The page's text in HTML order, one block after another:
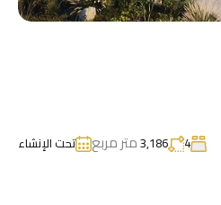
4
3,186متر مربع
تحت الإنشاء